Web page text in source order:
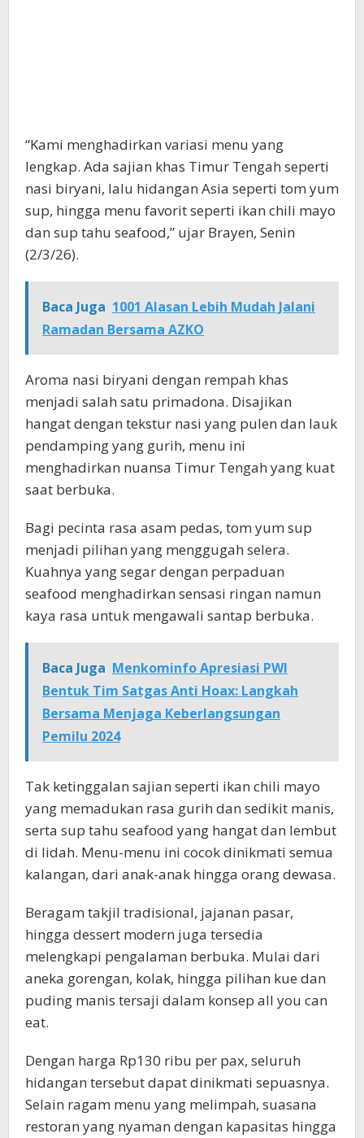
“Kami menghadirkan variasi menu yang
lengkap. Ada sajian khas Timur Tengah seperti
nasi biryani, lalu hidangan Asia seperti tom yum
sup, hingga menu favorit seperti ikan chili mayo
dan sup tahu seafood,” ujar Brayen, Senin
(2/3/26).
Baca Juga 1001 Alasan Lebih Mudah Jalani
Ramadan Bersama AZKO
Aroma nasi biryani dengan rempah khas
menjadi salah satu primadona. Disajikan
hangat dengan tekstur nasi yang pulen dan lauk
pendamping yang gurih, menu ini
menghadirkan nuansa Timur Tengah yang kuat
saat berbuka.
Bagi pecinta rasa asam pedas, tom yum sup
menjadi pilihan yang menggugah selera.
Kuahnya yang segar dengan perpaduan
seafood menghadirkan sensasi ringan namun
kaya rasa untuk mengawali santap berbuka.
Baca Juga Menkominfo Apresiasi PWI
Bentuk Tim Satgas Anti Hoax: Langkah
Bersama Menjaga Keberlangsungan
Pemilu 2024
Tak ketinggalan sajian seperti ikan chili mayo
yang memadukan rasa gurih dan sedikit manis,
serta sup tahu seafood yang hangat dan lembut
di lidah. Menu-menu ini cocok dinikmati semua
kalangan, dari anak-anak hingga orang dewasa.
Beragam takjil tradisional, jajanan pasar,
hingga dessert modern juga tersedia
melengkapi pengalaman berbuka. Mulai dari
aneka gorengan, kolak, hingga pilihan kue dan
puding manis tersaji dalam konsep all you can
eat.
Dengan harga Rp130 ribu per pax, seluruh
hidangan tersebut dapat dinikmati sepuasnya.
Selain ragam menu yang melimpah, suasana
restoran yang nyaman dengan kapasitas hingga